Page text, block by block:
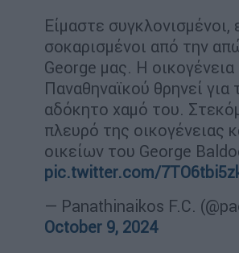
Είμαστε συγκλονισμένοι,
σοκαρισμένοι από την
George μας. Η οικογένεια
Παναθηναϊκού θρηνεί για
αδόκητο χαμό του.
πλευρό της οικογένειας
οικείων του George
pic.twitter.com/
— Panathinaikos F.C.
October 9, 2024